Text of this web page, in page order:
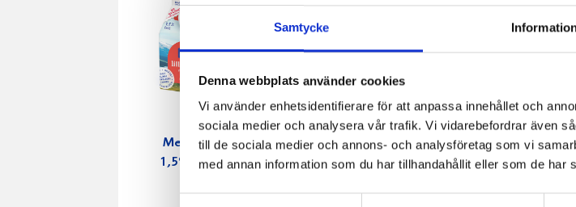
Samtycke
Denna webbplats använder cookies
Vi använder enhetsidentifierare för att anpassa innehållet och
sociala medier och analysera vår trafik. Vi vidarebefordrar även
till de sociala medier och annons- och analysföretag som vi
med annan information som du har tillhandahållit eller som de har
Mellanmjölk
1,5% laktosfri
Jordgubbsfil
2,7% 1000g
Päronfil 2,7%
1000g